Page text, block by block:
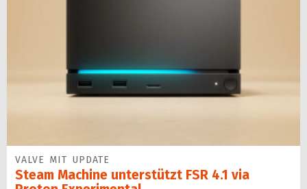
VALVE MIT UPDATE
Steam Machine unterstützt FSR 4.1 via